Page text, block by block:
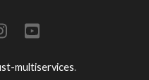
multiservices.